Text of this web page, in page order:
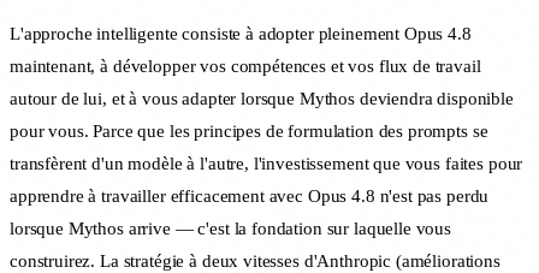
L'approche intelligente consiste à adopter pleinement Opus 4.8
maintenant, à développer vos compétences et vos flux de travail
autour de lui, et à vous adapter lorsque Mythos deviendra disponible
pour vous. Parce que les principes de formulation des prompts se
transfèrent d'un modèle à l'autre, l'investissement que vous faites pour
apprendre à travailler efficacement avec Opus 4.8 n'est pas perdu
lorsque Mythos arrive — c'est la fondation sur laquelle vous
construirez. La stratégie à deux vitesses d'Anthropic (améliorations